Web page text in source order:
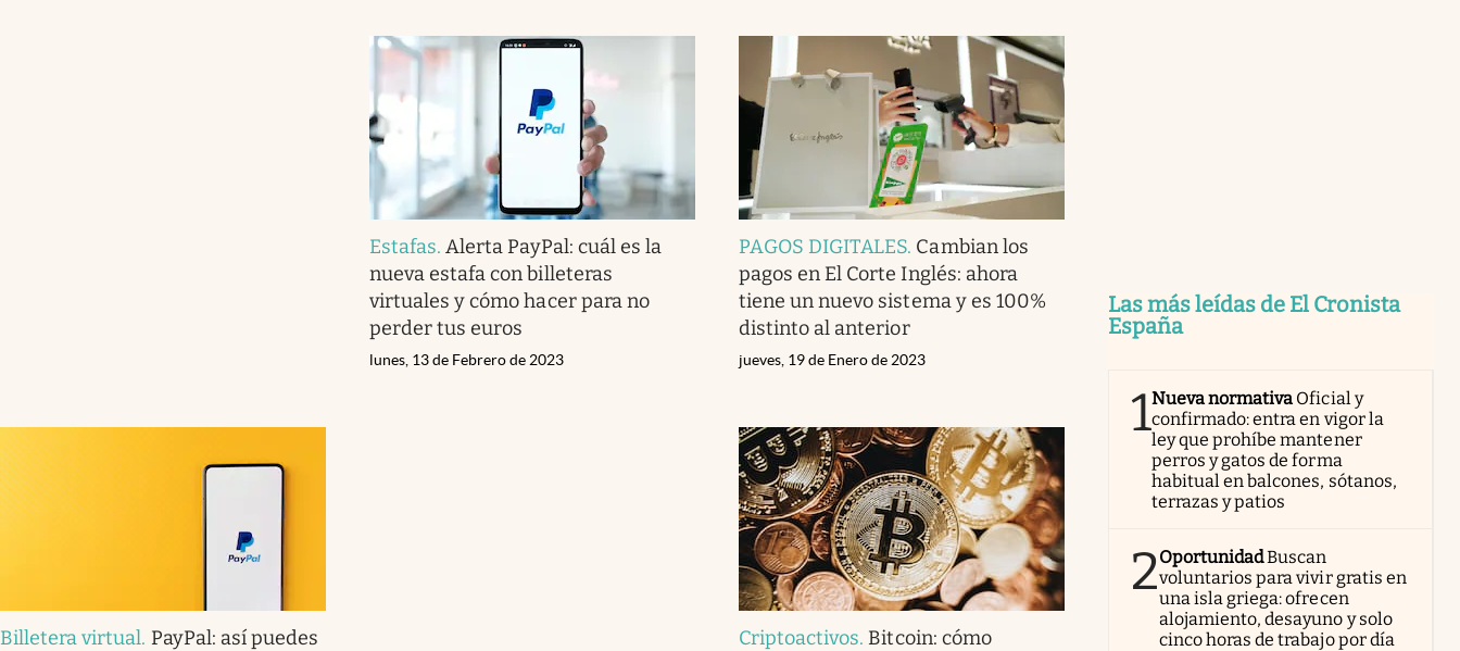
Estafas.Alerta PayPal: cuál es la
nueva estafa con billeteras
virtuales y cómo hacer para no
perder tus euros
lunes, 13 de Febrero de 2023
PAGOS DIGITALES. Cambian los
pagos en El Corte Inglés: ahora
tiene un nuevo sistema y es 100%
distinto al anterior
jueves, 19 de Enero de 2023
Billetera virtual. PayPal: así puedes
Criptoactivos. Bitcoin: cómo
Las más leídas de El Cronista
España
1Nueva normativa Oficial y
confirmado: entra en vigor la
ley que prohíbe mantener
perros y gatos de forma
habitual en balcones, sótanos,
terrazas y patios
2OportunidadBuscan
voluntarios para vivir gratis en
una isla griega: ofrecen
alojamiento, desayuno y solo
cinco horas de trabajo por día